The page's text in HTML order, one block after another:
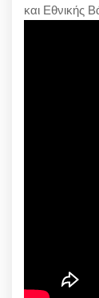
και Εθνικής